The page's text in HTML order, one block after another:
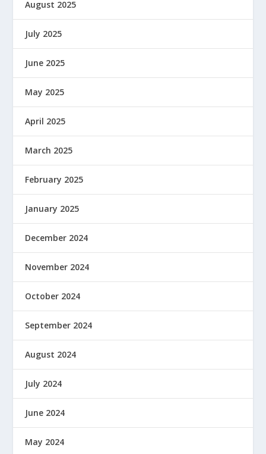
August 2025
July 2025
June 2025
May 2025
April 2025
March 2025
February 2025
January 2025
December 2024
November 2024
October 2024
September 2024
August 2024
July 2024
June 2024
May 2024